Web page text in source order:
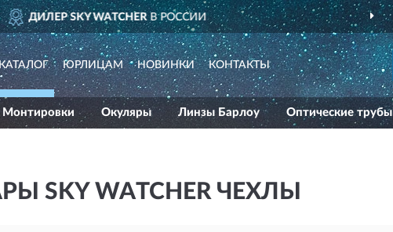
ДОСТАВИМ ПО ВСЕЙ РОССИИ
ЮРЛИЦАМ НОВИНКИ КОНТАКТЫ
Монтировки Окуляры Линзы Барлоу Оптические трубы
SKY WATCHER ЧЕХЛЫ